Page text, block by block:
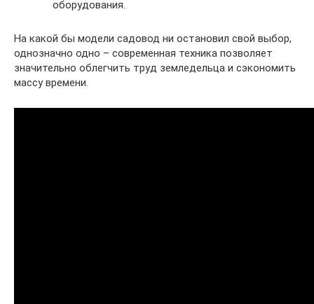
оборудования.
На какой бы модели садовод ни остановил свой выбор,
однозначно одно – современная техника позволяет
значительно облегчить труд земледельца и сэкономить
массу времени.